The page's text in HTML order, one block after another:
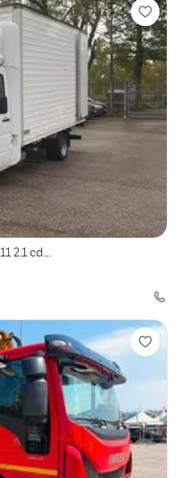
2.1 cd...